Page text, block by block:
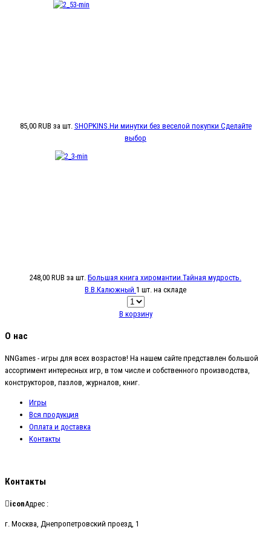
85,00 RUB за шт. SHOPKINS.Ни минутки без веселой покупки Сделайте
выбор
248,00 RUB за шт. Большая книга хиромантии.Тайная мудрость.
В.В.Калюжный 1 шт. на складе
В корзину
О нас
NNGames - игры для всех возрастов! На нашем сайте представлен большой
ассортимент интересных игр, в том числе и собственного производства,
конструкторов, пазлов, журналов, книг.
Игры
Вся продукция
Оплата и доставка
Контакты
Контакты
iconАдрес :
г. Москва, Днепропетровский проезд, 1